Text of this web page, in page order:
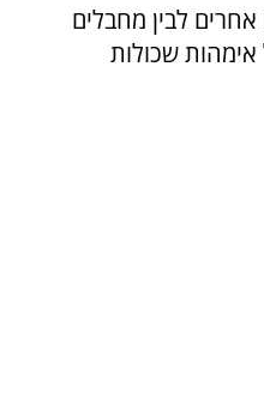
לבין מחבלים
שכולות